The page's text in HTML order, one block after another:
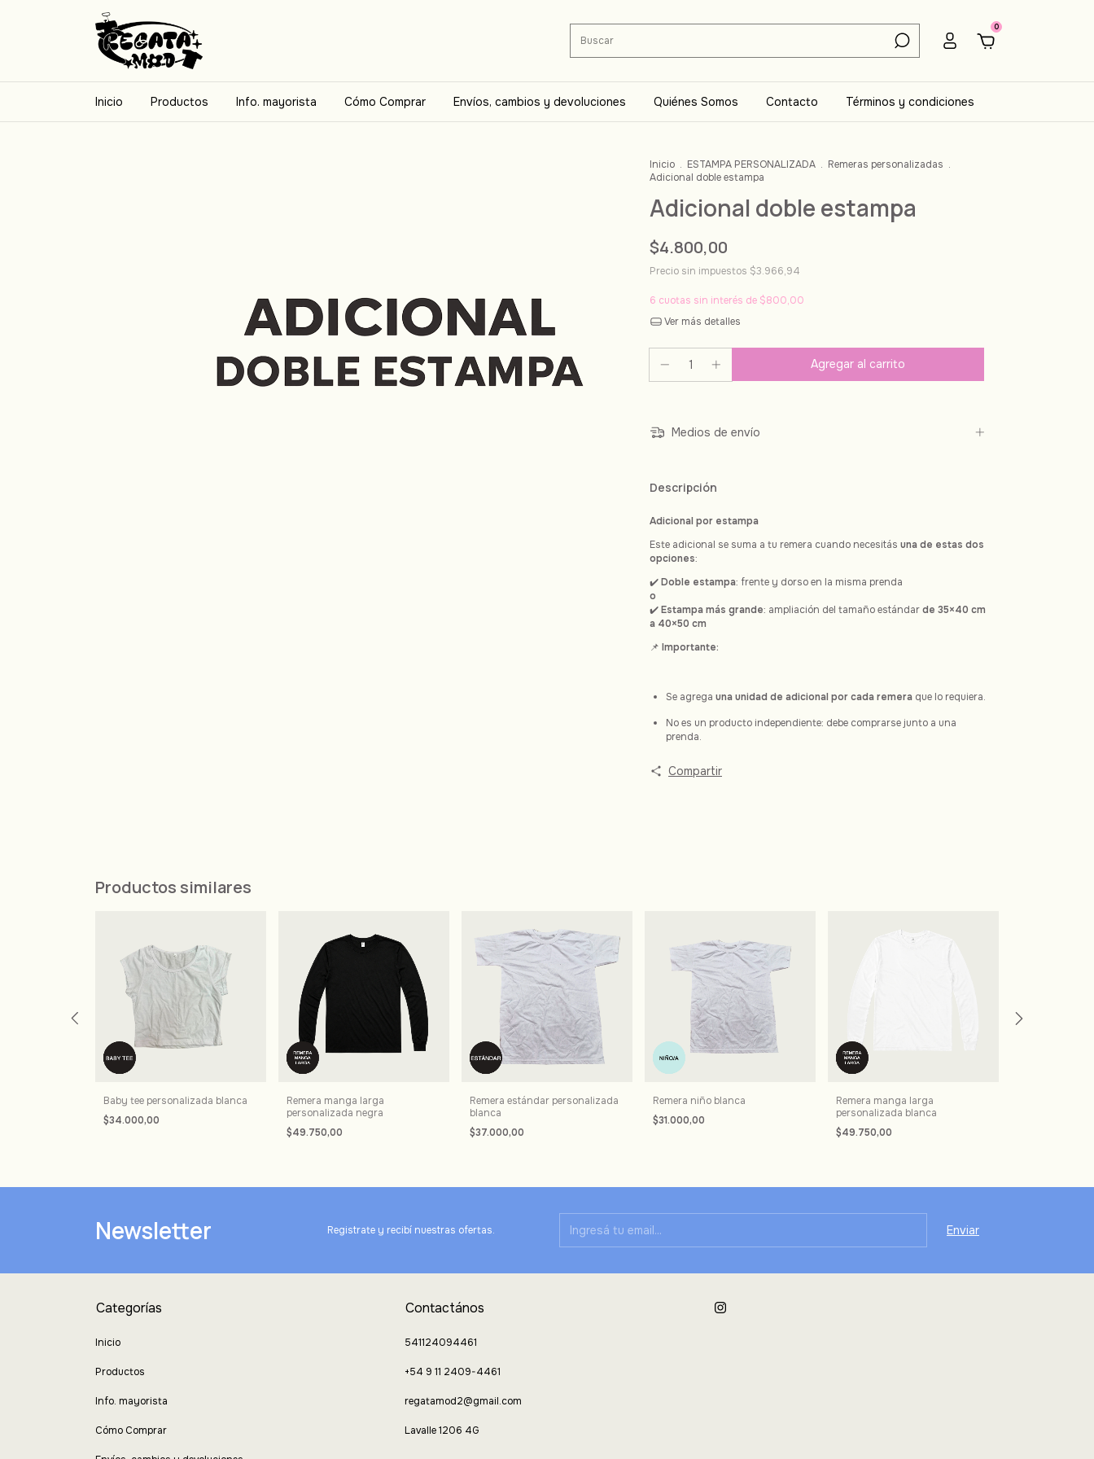
0
Inicio Productos Info. mayorista Cómo Comprar Envíos, cambios y devoluciones Quiénes Somos Contacto Términos y condiciones
Inicio . ESTAMPA PERSONALIZADA . Remeras personalizadas .
Adicional doble estampa
Adicional doble estampa
$4.800,00
Precio sin impuestos $3.966,94
6 cuotas sin interés de $800,00
Ver más detalles
Medios de envío
Descripción
Adicional por estampa
Este adicional se suma a tu remera cuando necesitás una de estas dos
opciones:
✔️Doble estampa: frente y dorso en la misma prenda
o
✔️Estampa más grande: ampliación del tamaño estándarde 35×40 cm
a 40×50 cm
📌 Importante:
Se agrega una unidad de adicional por cada remera que lo requiera.
No es un producto independiente: debe comprarse junto a una
prenda.
Compartir
Productos similares
Baby tee personalizada blanca
$34.000,00
Remera manga larga
personalizada negra
$49.750,00
Remera estándar personalizada
blanca
$37.000,00
Remera niño blanca
$31.000,00
Remera manga larga
personalizada blanca
$49.750,00
Newsletter Registrate y recibí nuestras ofertas.
Categorías
Inicio
Productos
Info. mayorista
Cómo Comprar
Contactános
541124094461
+54 9 11 2409-4461
regatamod2@gmail.com
Lavalle 1206 4G